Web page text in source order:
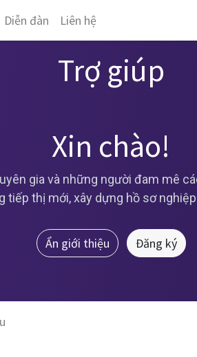
Diễn đàn Liên hệ
Trợ giúp
Xin chào!
gia và những người đam mê
thị mới, xây dựng hồ sơ
Ẩn giới thiệu Đăng ký